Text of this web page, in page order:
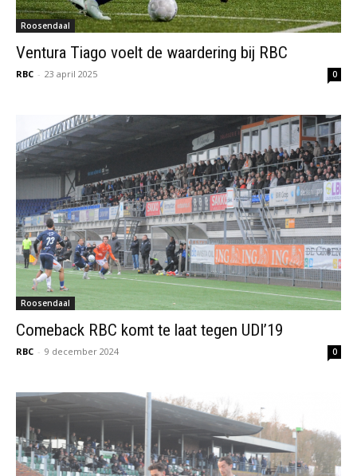
Roosendaal
Ventura Tiago voelt de waardering bij RBC
RBC - 23 april 2025 0
Roosendaal
Comeback RBC komt te laat tegen UDI’19
RBC - 9 december 2024 0